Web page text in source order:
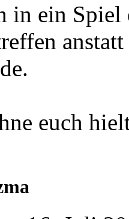
in ein
euch